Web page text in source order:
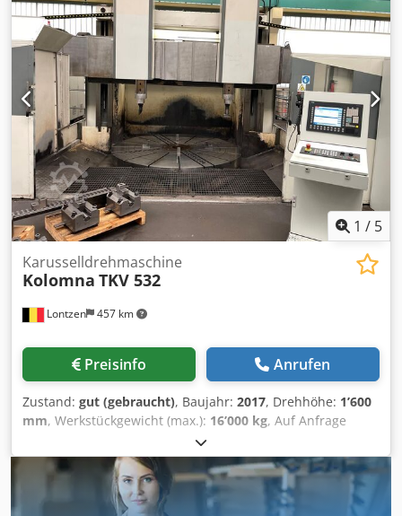
Marke: Schiess Modell: TVMF 320-3000 Dcsdpfx Apsxh
Hmko Iek Baujahr: 2009 Max. Drehdurchmesser: 3.400 mm
Max. Drehhöhe: 2.580 mm Tragfähigkeit: 20 t C-Achse
(0,001°) CNC: Fagor 8070 (70 kW)
Planscheibendurchmesser: 2.950 mm Abstand zwischen
den Säulen: 3.300 mm Winkel-Fräskopf PREIS UND
WEITERE INFORMATIONEN AUF ANFRAGE (CNC, SIEMENS,
HASS, LAGUN, FAGOR, CINCINNATI, HEIDENHAIN,
BEARBEITUNG, PINACHO, MORISEIKI, FRÄSMASCHINE,
DREHMASCHINE, SCHLEIFMASCHINE, BOHRWERK, PRESSE,
LASER, SCHERE, ABKANTPRESSE)
1 / 5
Lontzen 457 km
Karusselldrehmaschine
Kolomna TKV 532
Preisinfo Anrufen
Zustand: gut (gebraucht), Baujahr: 2017, Drehhöhe: 1’600
mm, Werkstückgewicht (max.): 16’000 kg, Auf Anfrage
können auch Videos der Maschine während des Betriebs
bereitgestellt werden. Dcedjyrflzopfx Ap Isk Max.
Drehdurchmesser: 3200 mm Tischdurchmesser: 2800 mm
Max. Drehhöhe: 1600 mm Max. Werkstückgewicht: 16 000